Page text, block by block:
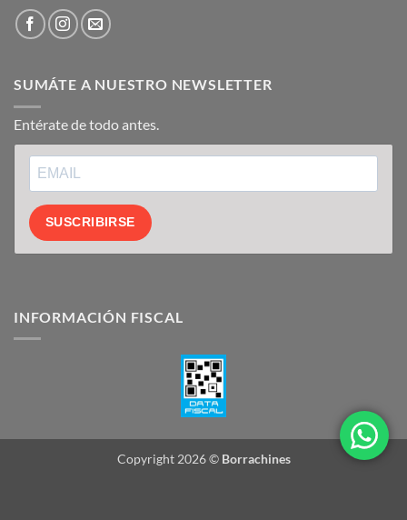
SUMÁTE A NUESTRO NEWSLETTER
Entérate de todo antes.
SUSCRIBIRSE
INFORMACIÓN FISCAL
Copyright 2026 © Borrachines